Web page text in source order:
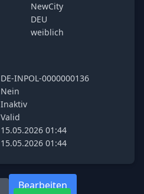
NewCity
DEU
weiblich
DE-INPOL-0000000136
Nein
Inaktiv
Valid
15.05.2026 01:44
15.05.2026 01:44
Bearbeiten